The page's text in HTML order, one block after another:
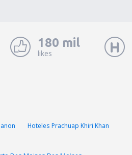
180 mil
likes
Hoteles Prachuap Khiri Khan